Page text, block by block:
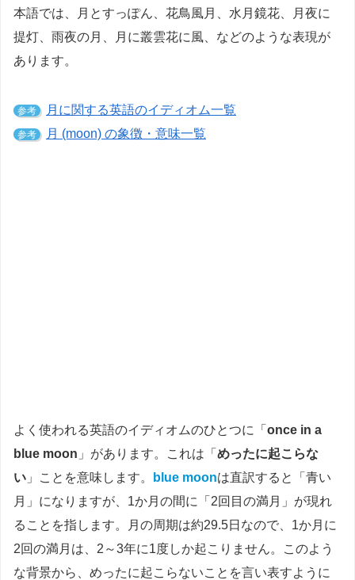
本語では、月とすっぽん、花鳥風月、水月鏡花、月夜に
提灯、雨夜の月、月に叢雲花に風、などのような表現が
あります。
参考 月に関する英語のイディオム一覧
参考 月 (moon) の象徴・意味一覧
よく使われる英語のイディオムのひとつに「 once in a
blue moon 」があります。これは「 めったに起こらな
い 」ことを意味します。 blue moonは直訳すると「青い
月」になりますが、1か月の間に「2回目の満月」が現れ
ることを指します。月の周期は約29.5日なので、1か月に
2回の満月は、2～3年に1度しか起こりません。このよう
な背景から、めったに起こらないことを言い表すように